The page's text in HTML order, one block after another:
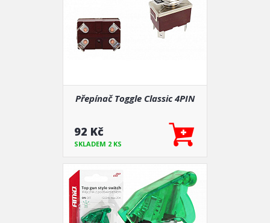
Přepínač Toggle Classic 4PIN
92 Kč
SKLADEM 2 KS